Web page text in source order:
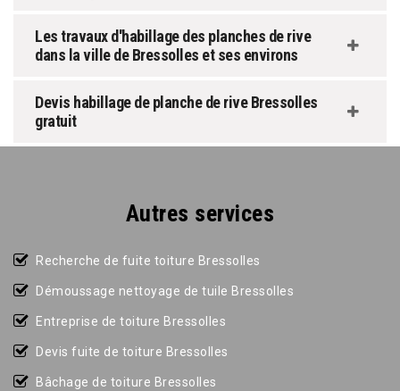
Les travaux d'habillage des planches de rive
dans la ville de Bressolles et ses environs
Devis habillage de planche de rive Bressolles
gratuit
Autres services
Recherche de fuite toiture Bressolles
Démoussage nettoyage de tuile Bressolles
Entreprise de toiture Bressolles
Devis fuite de toiture Bressolles
Bâchage de toiture Bressolles